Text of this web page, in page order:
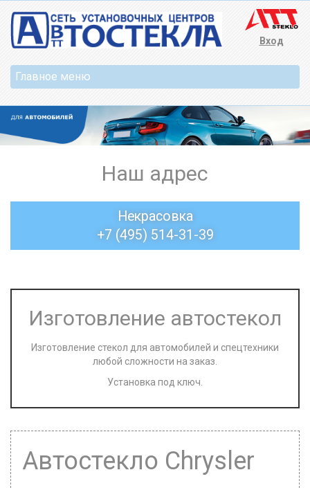
Вход
Наш адрес
Некрасовка
+7 (495) 514-31-39
Изготовление автостекол
Изготовление стекол для автомобилей и спецтехники
любой сложности на заказ.
Установка под ключ.
Автостекло Chrysler